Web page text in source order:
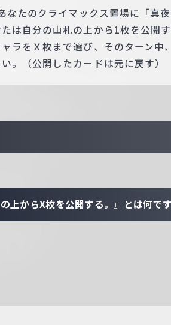
なたのクライマックス置場に「真
は自分の山札の上から1枚を公開
ラをＸ枚まで選び、そのターン
。（公開したカードは元に戻す）
上からX枚を公開する。』とは何で